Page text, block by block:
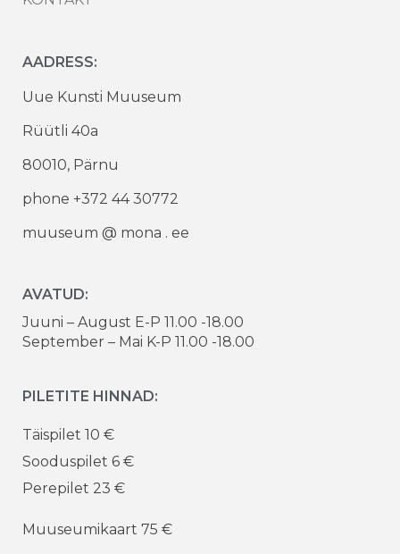
AADRESS:
Uue Kunsti Muuseum
Rüütli 40a
80010, Pärnu
phone +372 44 30772
muuseum @ mona . ee
AVATUD:
Juuni – August E-P 11.00 -18.00
September – Mai K-P 11.00 -18.00
PILETITE HINNAD:
Täispilet 10 €
Sooduspilet 6 €
Perepilet 23 €
Muuseumikaart 75 €